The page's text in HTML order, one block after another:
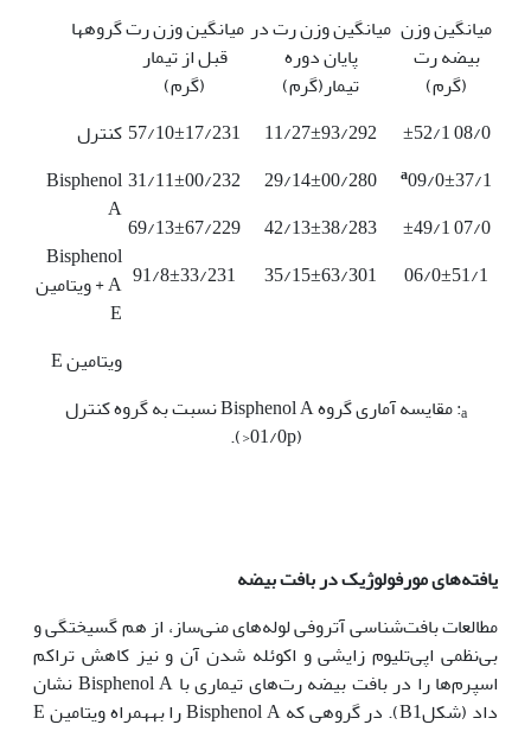
گروه­هامیانگین وزن رت
قبل از تیمار
(گرم)
میانگین وزن رت در
پایان دوره
تیمار(گرم)
میانگین وزن
بیضه رت
(گرم)
کنترل
Bisphenol
A
Bisphenol
A + ویتامین
E
ویتامین E
57/10±17/231
31/11±00/232
69/13±67/229
91/8±33/231
11/27±93/292
29/14±00/280
42/13±38/283
35/15±63/301
08/0 ±52/1
a09/0±37/1
07/0 ±49/1
06/0±51/1
a
: مقایسه آماری گروه Bisphenol A نسبت به گروه کنترل
(01/0p<).
یافته‌های مورفولوژیک در بافت بیضه
مطالعات بافت‌شناسی آتروفی لوله‌های منی‌ساز، از هم گسیختگی و
بی‌نظمی اپی‌تلیوم زایشی و اکوئله شدن آن و نیز کاهش تراکم
اسپرم‌ها را در بافت بیضه رت‌های تیماری با Bisphenol A نشان
داد (شکلB1). در گروهی که Bisphenol A را به‏همراه ویتامین E